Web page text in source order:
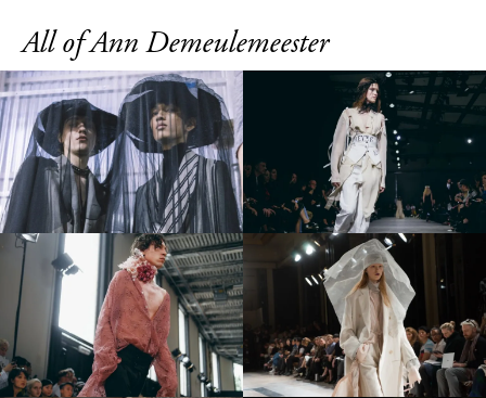
All of Ann Demeulemeester